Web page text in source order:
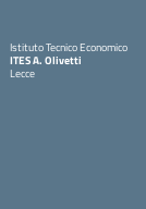
Istituto Tecnico Economico
ITES A. Olivetti
Lecce